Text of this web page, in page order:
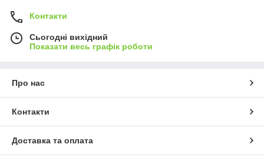
Контакти
Сьогодні вихідний
Показати весь графік роботи
Про нас
Контакти
Доставка та оплата